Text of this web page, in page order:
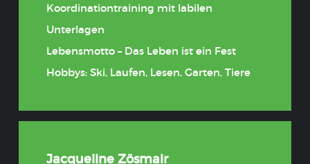
Koordinationtraining mit labilen
Unterlagen
Lebensmotto – Das Leben ist ein Fest
Hobbys: Ski, Laufen, Lesen, Garten, Tiere
Jacqueline Zösmair